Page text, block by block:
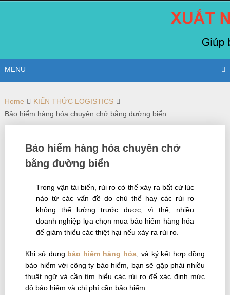
MENU
Home
KIẾN THỨC LOGISTICS
Bảo hiểm hàng hóa chuyên chở bằng đường biển
Bảo hiểm hàng hóa chuyên chở
bằng đường biển
Trong vận tải biển, rủi ro có thể xảy ra bất cứ lúc
nào từ các vấn đề do chủ thể hay các rủi ro
không thể lường trước được, vì thế, nhiều
doanh nghiệp lựa chọn mua bảo hiểm hàng hóa
để giảm thiểu các thiệt hại nếu xảy ra rủi ro.
Khi sử dụng bảo hiểm hàng hóa, và ký kết hợp đồng
bảo hiểm với công ty bảo hiểm, bạn sẽ gặp phải nhiều
thuật ngữ và cần tìm hiểu các rủi ro để xác định mức
độ bảo hiểm và chi phí cần bảo hiểm.